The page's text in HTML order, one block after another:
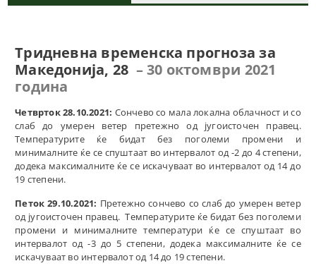
Тридневна временска прогноза за
Македонија, 28 – 30 октомври 2021
година
Четврток 28.10.2021: Сончево со мала локална облачност и со
слаб до умерен ветер претежно од југоисточен правец.
Температурите ќе бидат без поголеми промени и
минималните ќе се спуштаат во интервалот од -2 до 4 степени,
додека максималните ќе се искачуваат во интервалот од 14 до
19 степени.
Петок 29.10.2021: Претежно сончево со слаб до умерен ветер
од југоисточен правец. Температурите ќе бидат без поголеми
промени и минималните температури ќе се спуштаат во
интервалот од -3 до 5 степени, додека максималните ќе се
искачуваат во интервалот од 14 до 19 степени.